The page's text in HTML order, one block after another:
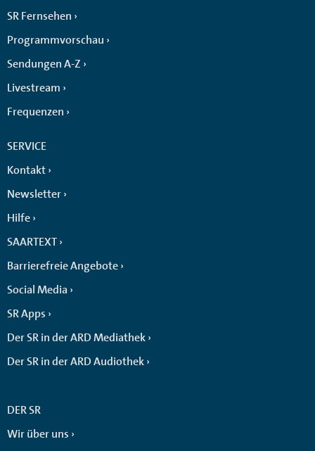
SR Fernsehen
Programmvorschau
Sendungen A-Z
Livestream
Frequenzen
SERVICE
Kontakt
Newsletter
Hilfe
SAARTEXT
Barrierefreie Angebote
Social Media
SR Apps
Der SR in der ARD Mediathek
Der SR in der ARD Audiothek
DER SR
Wir über uns